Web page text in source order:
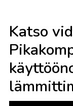
Katso